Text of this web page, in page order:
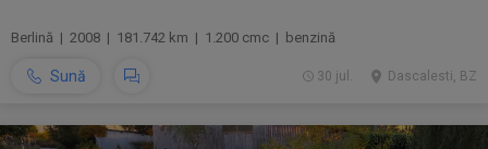
Berlină | 2008 | 181.742 km | 1.200 cmc | benzină
Sună Dascalesti, BZ
30 jul.